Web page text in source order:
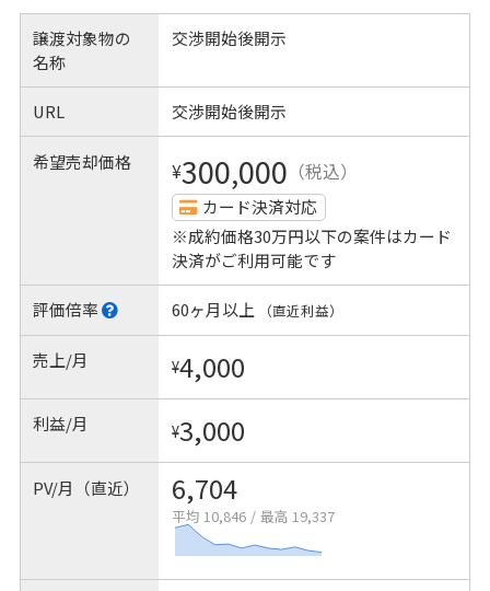
譲渡対象物の
名称
交渉開始後開示
URL 交渉開始後開示
希望売却価格 ¥300,000 （税込）
カード決済対応
※成約価格30万円以下の案件はカード
決済がご利用可能です
評価倍率 60ヶ月以上 （直近利益）
売上/月 ¥4,000
利益/月 ¥3,000
PV/月（直近） 6,704
平均 10,846 / 最高 19,337